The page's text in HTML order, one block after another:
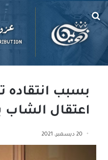
بحث
عن
بسبب انتقاده
اعتقال الشاب
20 ديسمبر، 2021